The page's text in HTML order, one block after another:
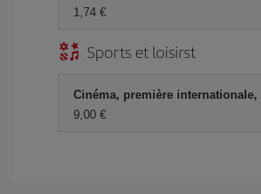
1,74 €
Sports et loisirst
Cinéma, première internationale,
9,00 €